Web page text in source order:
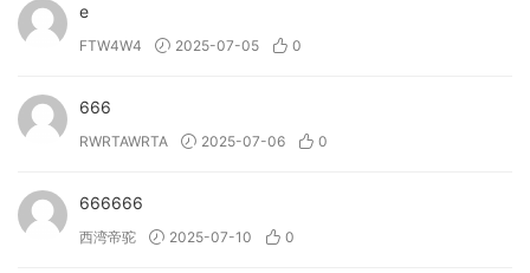
own samples.
• Provide vibrant African and Latin percussion and grooves
for your music.
patterns—perfectly in sync with your project.
• Shape your sound with three versatile effects and four
e
FTW4W4 2025-07-05 0
666
RWRTAWRTA 2025-07-06 0
666666
西湾帝驼 2025-07-10 0